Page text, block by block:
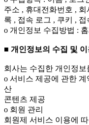
주소 , 휴대전화번호 , 회
록 , 접속 로그 , 쿠키 , 접
ο 개인정보 수집방법 :
■ 개인정보의 수집 및 이
회사는 수집한 개인정
ο 서비스 제공에 관한
산
콘텐츠 제공
ο 회원 관리
회원제 서비스 이용에